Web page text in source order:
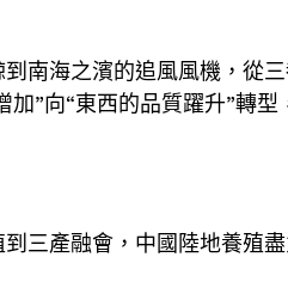
南海之濱的追風風機，從三
”向“東西的品質躍升”轉型
三產融會，中國陸地養殖